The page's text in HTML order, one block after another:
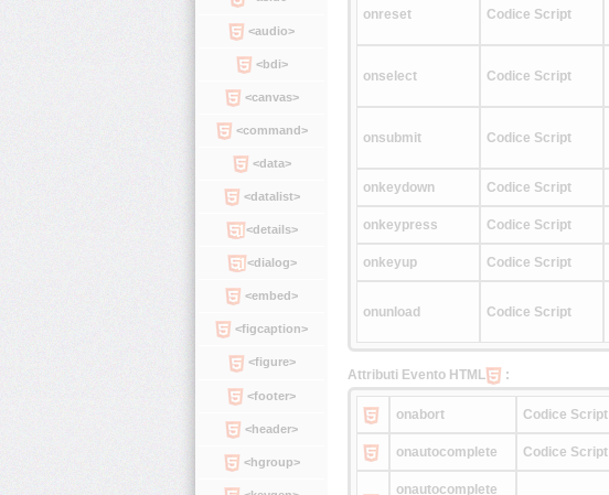
<audio>
<bdi>
<canvas>
<command>
<data>
<datalist>
<details>
<dialog>
<embed>
<figcaption>
<figure>
<footer>
<header>
<hgroup>
onreset Codice Script
onselect Codice Script
onsubmit Codice Script
onkeydown Codice Script
onkeypress Codice Script
onkeyup Codice Script
onunload Codice Script
Attributi Evento HTML :
onabort Codice Script
onautocomplete Codice Script
onautocomplete